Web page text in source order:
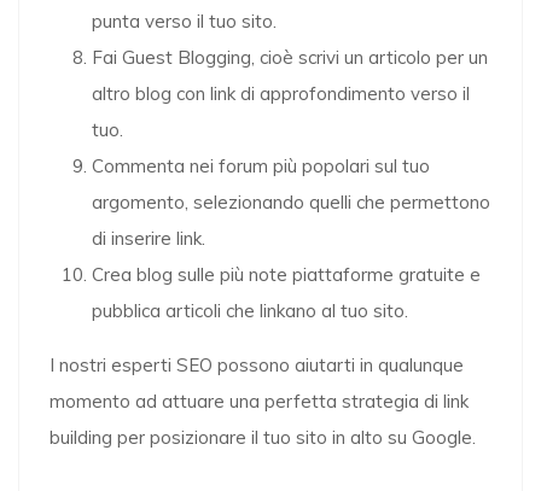
punta verso il tuo sito.
Fai Guest Blogging, cioè scrivi un articolo per un
altro blog con link di approfondimento verso il
tuo.
Commenta nei forum più popolari sul tuo
argomento, selezionando quelli che permettono
di inserire link.
Crea blog sulle più note piattaforme gratuite e
pubblica articoli che linkano al tuo sito.
I nostri esperti SEO possono aiutarti in qualunque
momento ad attuare una perfetta strategia di link
building per posizionare il tuo sito in alto su Google.